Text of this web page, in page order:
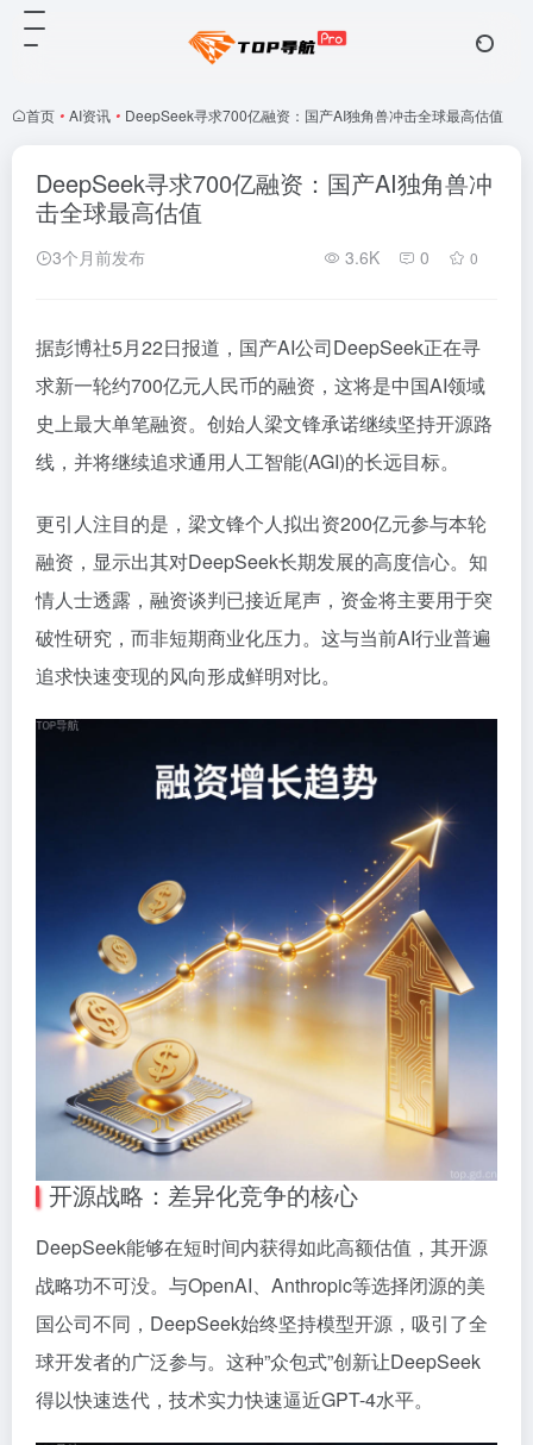
首页 • AI资讯 • DeepSeek寻求700亿融资：国产AI独角兽冲击全球最高估值
DeepSeek寻求700亿融资：国产AI独角兽冲
击全球最高估值
3个月前发布 3.6K 0 0
据彭博社5月22日报道，国产AI公司DeepSeek正在寻
求新一轮约700亿元人民币的融资，这将是中国AI领域
史上最大单笔融资。创始人梁文锋承诺继续坚持开源路
线，并将继续追求通用人工智能(AGI)的长远目标。
更引人注目的是，梁文锋个人拟出资200亿元参与本轮
融资，显示出其对DeepSeek长期发展的高度信心。知
情人士透露，融资谈判已接近尾声，资金将主要用于突
破性研究，而非短期商业化压力。这与当前AI行业普遍
追求快速变现的风向形成鲜明对比。
开源战略：差异化竞争的核心
DeepSeek能够在短时间内获得如此高额估值，其开源
战略功不可没。与OpenAI、Anthropic等选择闭源的美
国公司不同，DeepSeek始终坚持模型开源，吸引了全
球开发者的广泛参与。这种”众包式”创新让DeepSeek
得以快速迭代，技术实力快速逼近GPT-4水平。